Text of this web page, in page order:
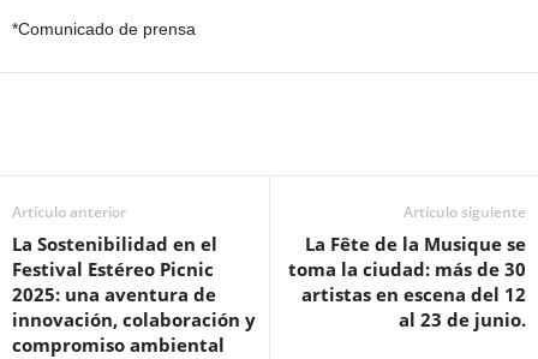
*Comunicado de prensa
Artículo anterior
La Sostenibilidad en el
Festival Estéreo Picnic
2025: una aventura de
innovación, colaboración y
compromiso ambiental
Artículo siguiente
La Fête de la Musique se
toma la ciudad: más de 30
artistas en escena del 12
al 23 de junio.